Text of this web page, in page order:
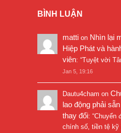
BÌNH LUẬN
matti on Nhìn lại
Hiệp Phát và
viên: “Tuyệt vời
Jan 5, 19:16
Dautu4cham on
lao động phải
thay đổi: “Chuyển
chính số, tiền tệ kỹ